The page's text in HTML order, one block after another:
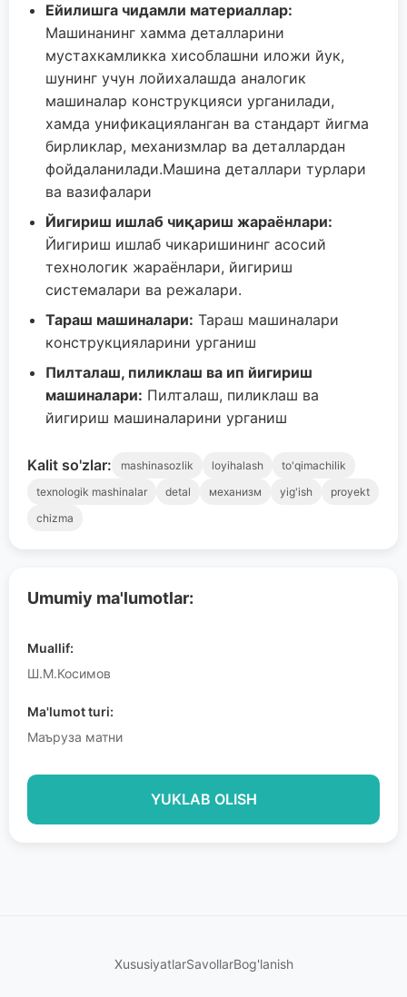
Umumiy ma'lumotlar:
Muallif:
Ш.М.Косимов
Ma'lumot turi:
Маъруза матни
YUKLAB OLISH
Ейилишга чидамли материаллар:
Машинанинг хамма деталларини
мустахкамликка хисоблашни иложи йук,
шунинг учун лойихалашда аналогик
машиналар конструкцияси урганилади,
хамда унификацияланган ва стандарт йигма
бирликлар, механизмлар ва деталлардан
фойдаланилади.Машина деталлари турлари
ва вазифалари
Йигириш ишлаб чиқариш жараёнлари:
Йигириш ишлаб чикаришининг асосий
технологик жараёнлари, йигириш
системалари ва режалари.
Тараш машиналари: Тараш машиналари
конструкцияларини урганиш
Пилталаш, пиликлаш ва ип йигириш
машиналари: Пилталаш, пиликлаш ва
йигириш машиналарини урганиш
Kalit so'zlar: mashinasozlik loyihalash
to'qimachilik
texnologik mashinalar
detal механизм yig'ish
proyekt
chizma
XususiyatlarSavollarBog'lanish